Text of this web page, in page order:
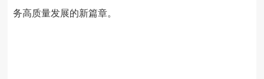
务高质量发展的新篇章。